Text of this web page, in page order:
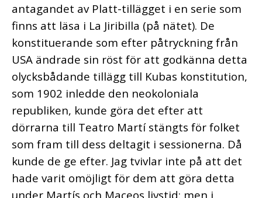
antagandet av Platt-tillägget i en serie som
finns att läsa i La Jiribilla (på nätet). De
konstituerande som efter påtryckning från
USA ändrade sin röst för att godkänna detta
olycksbådande tillägg till Kubas konstitution,
som 1902 inledde den neokoloniala
republiken, kunde göra det efter att
dörrarna till Teatro Martí stängts för folket
som fram till dess deltagit i sessionerna. Då
kunde de ge efter. Jag tvivlar inte på att det
hade varit omöjligt för dem att göra detta
under Martís och Maceos livstid; men i